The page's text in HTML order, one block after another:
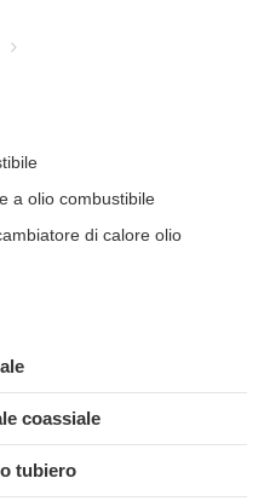
a olio combustibile
di calore olio
coassiale
tubiero